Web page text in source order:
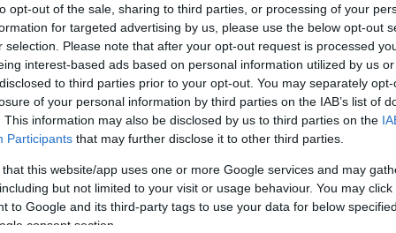
opt-out of the sale, sharing to third parties, or processing of your
for targeted advertising by us, please use the below opt-out
selection. Please note that after your opt-out request is processed
interest-based ads based on personal information utilized by us
to third parties prior to your opt-out. You may separately
of your personal information by third parties on the IAB’s list of
This information may also be disclosed by us to third parties on the
Participants that may further disclose it to other third parties.
that this website/app uses one or more Google services and may
but not limited to your visit or usage behaviour. You may
to Google and its third-party tags to use your data for below
consent section.
őrt!
az "évtizedekig fiókban őrzött" dolgokban. Létezik,
író csak úgy elfelejti, hogy van még a tarsolyban egy
szimplán feledésbe merül, netalántán nem tartotta elég
Bármi is legyen a válasz, Harper…
11/